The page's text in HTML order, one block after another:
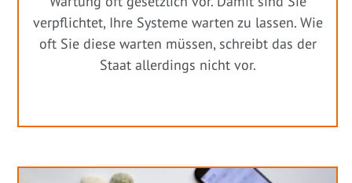
verpflichtet, Ihre Systeme warten zu lassen. Wie
oft Sie diese warten müssen, schreibt das der
Staat allerdings nicht vor.